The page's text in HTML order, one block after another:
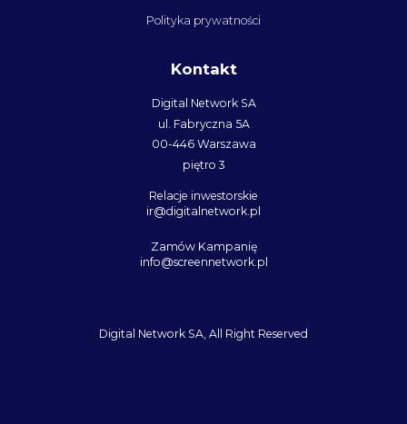
Polityka prywatności
Kontakt
Digital Network SA
ul. Fabryczna 5A
00-446 Warszawa
piętro 3
Relacje inwestorskie
ir@digitalnetwork.pl
Zamów Kampanię
info@screennetwork.pl
Digital Network SA, All Right Reserved